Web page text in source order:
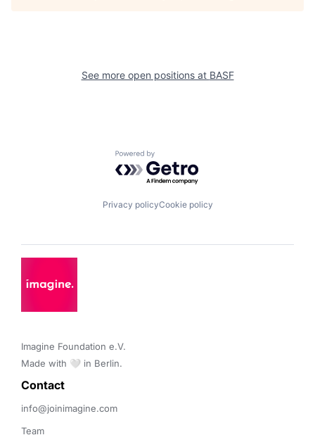
See more open positions at BASF
Powered by Getro.com
Privacy policyCookie policy
Imagine Foundation e.V.
Made with 🤍 in Berlin.
Contact
info@joinimagine.com
Team